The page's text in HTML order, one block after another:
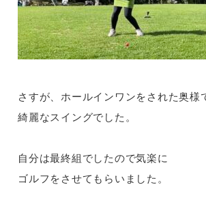
さすが、ホールインワンをされた奥様
綺麗なスイングでした。
自分は最終組でしたので気楽に
ゴルフをさせてもらいました。